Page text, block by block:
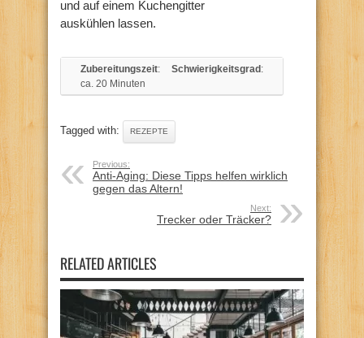
und auf einem Kuchengitter
auskühlen lassen.
Zubereitungszeit:
ca. 20 Minuten
Schwierigkeitsgrad:
Tagged with: REZEPTE
Previous:
Anti-Aging: Diese Tipps helfen wirklich
gegen das Altern!
Next:
Trecker oder Träcker?
RELATED ARTICLES